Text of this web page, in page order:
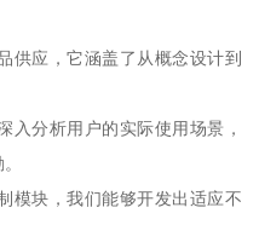
供应，它涵盖了从概念设计到
入分析用户的实际使用场景，
模块，我们能够开发出适应不